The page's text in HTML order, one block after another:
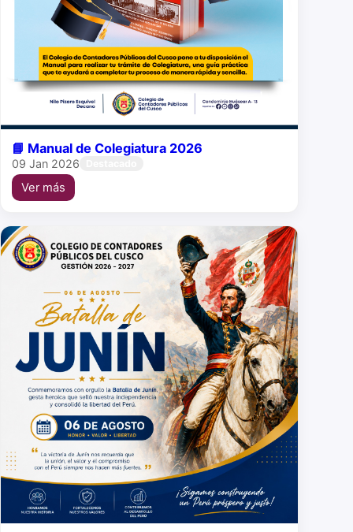
📘 Manual de Colegiatura 2026
09 Jan 2026
Ver más